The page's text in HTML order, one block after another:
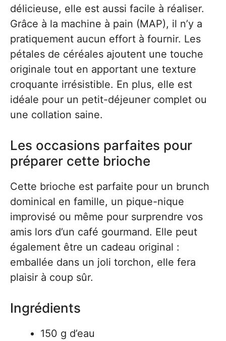
délicieuse, elle est aussi facile à réaliser.
Grâce à la machine à pain (MAP), il n’y a
pratiquement aucun effort à fournir. Les
pétales de céréales ajoutent une touche
originale tout en apportant une texture
croquante irrésistible. En plus, elle est
idéale pour un petit-déjeuner complet ou
une collation saine.
Les occasions parfaites pour
préparer cette brioche
Cette brioche est parfaite pour un brunch
dominical en famille, un pique-nique
improvisé ou même pour surprendre vos
amis lors d’un café gourmand. Elle peut
également être un cadeau original :
emballée dans un joli torchon, elle fera
plaisir à coup sûr.
Ingrédients
150 g d’eau